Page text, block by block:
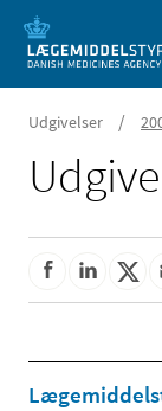
Udgivelser /